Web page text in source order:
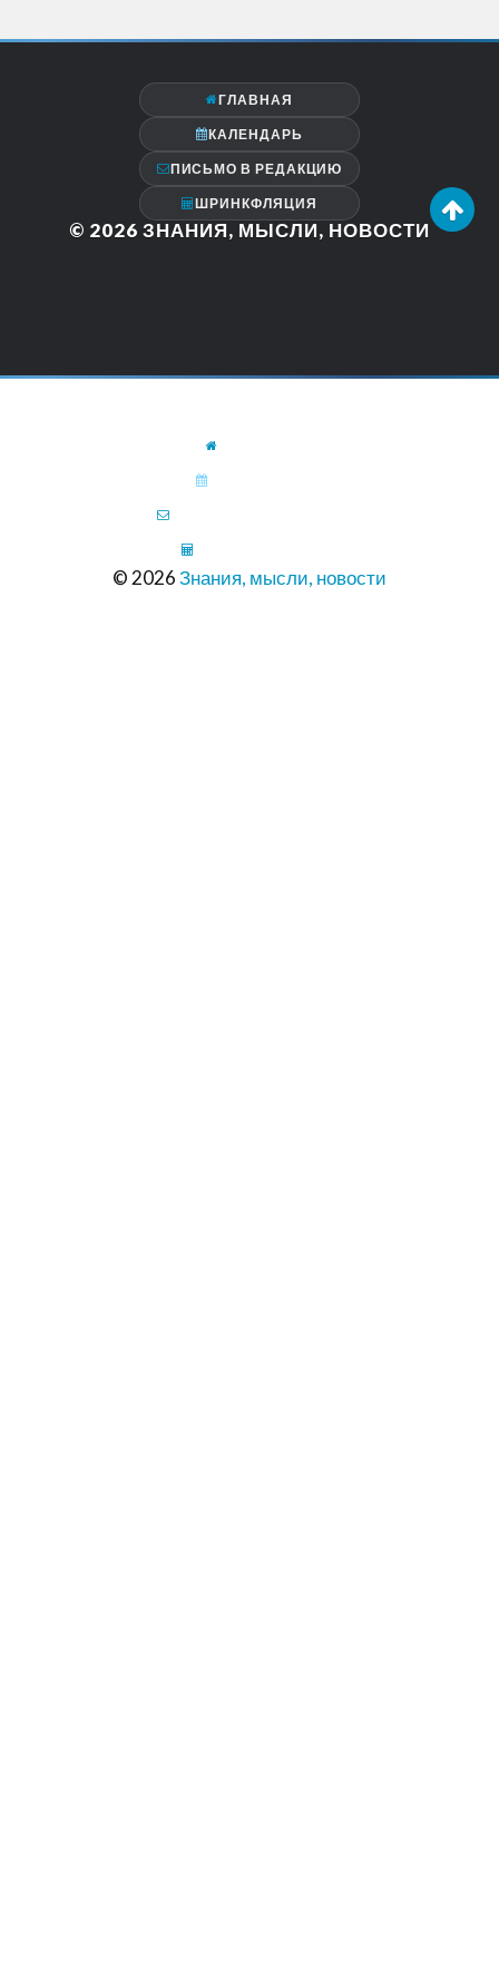
ГЛАВНАЯ
КАЛЕНДАРЬ
ПИСЬМО В РЕДАКЦИЮ
ШРИНКФЛЯЦИЯ
© 2026 ЗНАНИЯ, МЫСЛИ, НОВОСТИ
© 2026Знания, мысли, новости